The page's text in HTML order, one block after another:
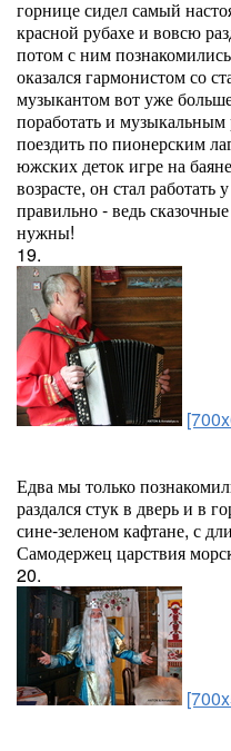
горнице сидел самый
красной рубахе и вовсю
потом с ним
оказался гармонистом со
музыкантом вот уже
поработать и музыкальным
поездить по пионерским
южских деток игре на
возрасте, он стал
правильно - ведь
нужны!
19.
Едва мы только
раздался стук в дверь и в
сине-зеленом кафтане, с
Самодержец царствия
20.